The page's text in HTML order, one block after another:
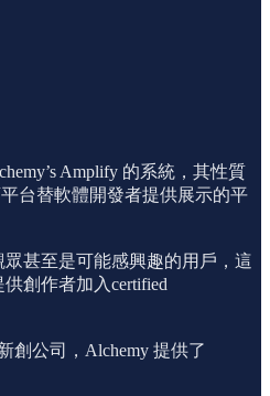
Amplify 的系統，其性質
台替軟體開發者提供展示的平
眾甚至是可能感興趣的用戶，這
創作者加入certified
創公司，Alchemy 提供了